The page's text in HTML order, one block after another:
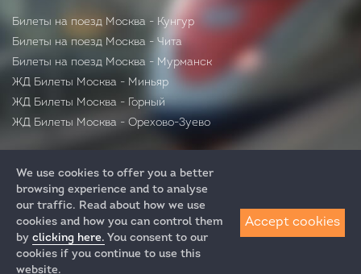
Билеты на поезд Москва - Кунгур
Билеты на поезд Москва - Чита
Билеты на поезд Москва - Мурманск
ЖД Билеты Москва - Миньяр
ЖД Билеты Москва - Горный
ЖД Билеты Москва - Орехово-Зуево
+7 (812) 313-64-52
We use cookies to offer you a better
browsing experience and to analyse
our traffic. Read about how we use
cookies and how you can control them
by clicking here. You consent to our
cookies if you continue to use this
website.
Accept cookies